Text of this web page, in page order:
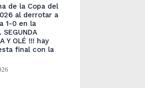
de la Copa del
al derrotar a
1-0 en la
Y OLÉ !!! hay
final con la